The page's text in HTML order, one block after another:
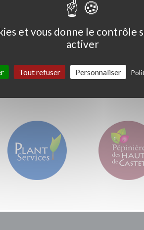
thyrs. 'Skylark'
et vous donne le contrôle
activer
Tout refuser Personnaliser